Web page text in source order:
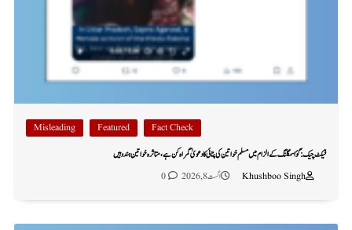
Fact Check
Featured
Misleading
فیکٹ چیک: گؤ اسمگلنگ کے الزام میں مسلم خواتین کی پٹائی کا دعویٰ گمراہ کن ہے، متاثرہ خواتین ہندو ہیں
Khushboo Singh
اگست 8, 2026 0